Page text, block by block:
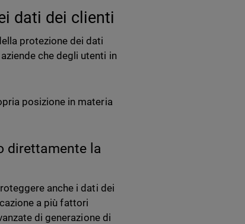
dati dei clienti
protezione dei dati
che degli utenti in
posizione in materia
direttamente la
anche i dati dei
a più fattori
di generazione di